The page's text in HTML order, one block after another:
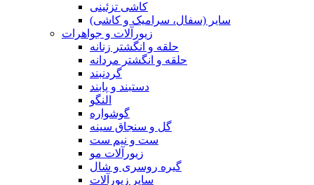
کاشی تزئینی
سایر (سفال، سرامیک و کاشی)
زیورآلات و جواهرات
حلقه و انگشتر زنانه
حلقه و انگشتر مردانه
گردنبند
دستبند و پابند
النگو
گوشواره
گل و سنجاق سینه
ست و نیم ست
زیورآلات مو
گیره روسری و شال
سایر زیورآلات